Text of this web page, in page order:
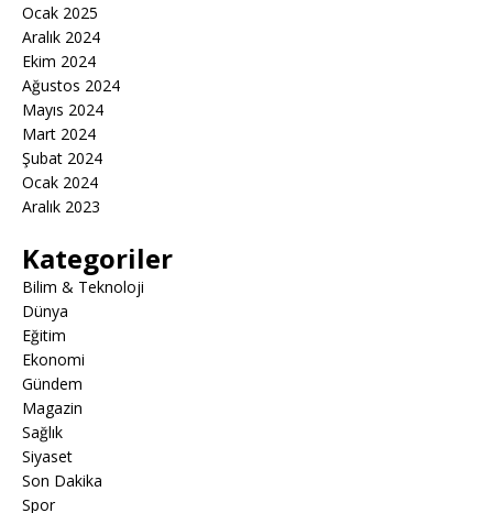
Ocak 2025
Aralık 2024
Ekim 2024
Ağustos 2024
Mayıs 2024
Mart 2024
Şubat 2024
Ocak 2024
Aralık 2023
Kategoriler
Bilim & Teknoloji
Dünya
Eğitim
Ekonomi
Gündem
Magazin
Sağlık
Siyaset
Son Dakika
Spor